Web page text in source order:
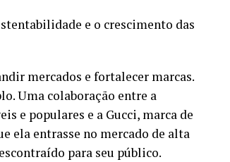
e o crescimento das
mercados e fortalecer marcas.
Uma colaboração entre a
e populares e a Gucci, marca de
ela entrasse no mercado de alta
para seu público.